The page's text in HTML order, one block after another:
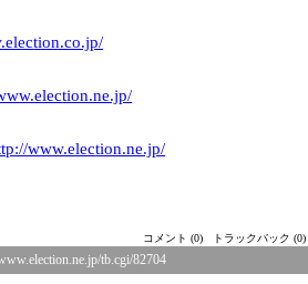
tion.co.jp/
tion.ne.jp/
www.election.ne.jp/
コメント (0) トラックバック (0)
tb.cgi/82704